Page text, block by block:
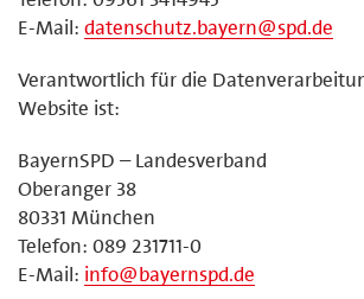
E-Mail: datenschutz.bayern@spd.de
Verantwortlich für die
Website ist:
BayernSPD – Landesverband
Oberanger 38
80331 München
Telefon: 089 231711-0
E-Mail: info@bayernspd.de